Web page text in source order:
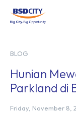
BLOG
Hunian
Parkland di
Friday, November 8,